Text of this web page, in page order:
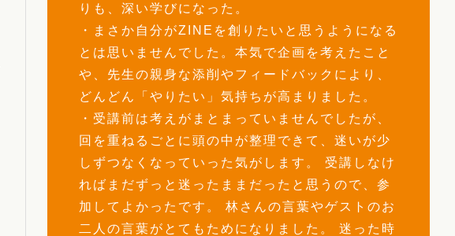
りも、深い学びになった。
・まさか自分がZINEを創りたいと思うようになる
とは思いませんでした。本気で企画を考えたこと
や、先生の親身な添削やフィードバックにより、
どんどん「やりたい」気持ちが高まりました。
・受講前は考えがまとまっていませんでしたが、
回を重ねるごとに頭の中が整理できて、迷いが少
しずつなくなっていった気がします。 受講しなけ
ればまだずっと迷ったままだったと思うので、参
加してよかったです。 林さんの言葉やゲストのお
二人の言葉がとてもためになりました。 迷った時